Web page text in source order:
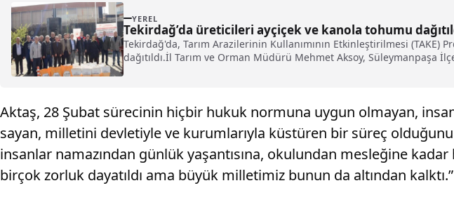
YEREL
Tekirdağ’da üreticileri ayçiçek ve kanola tohumu
Tekirdağ'da, Tarım Arazilerinin Kullanımının Etkinleştirilmesi
dağıtıldı.İl Tarım ve Orman Müdürü Mehmet Aksoy, Süleymanpaşa
Aktaş, 28 Şubat sürecinin hiçbir hukuk normuna uygun olmayan,
sayan, milletini devletiyle ve kurumlarıyla küstüren bir süreç
insanlar namazından günlük yaşantısına, okulundan mesleğine
birçok zorluk dayatıldı ama büyük milletimiz bunun da altından